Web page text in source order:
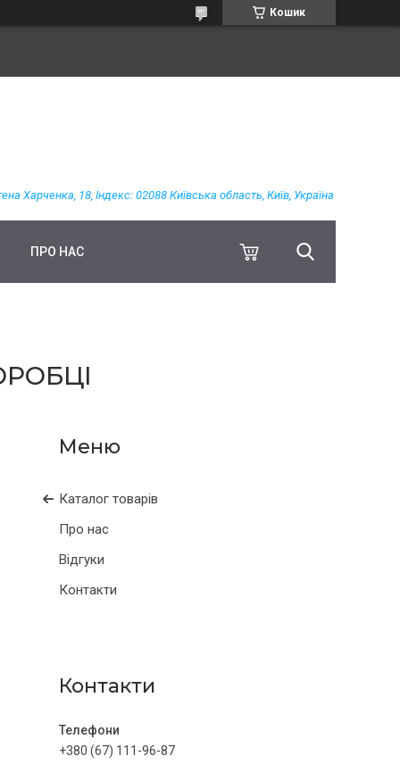
Кошик
Харченка, 18, Індекс: 02088 Київська область, Київ, Україна
ПРО НАС
Каталог товарів
Про нас
Відгуки
Контакти
Контакти
+380 (67) 111-96-87